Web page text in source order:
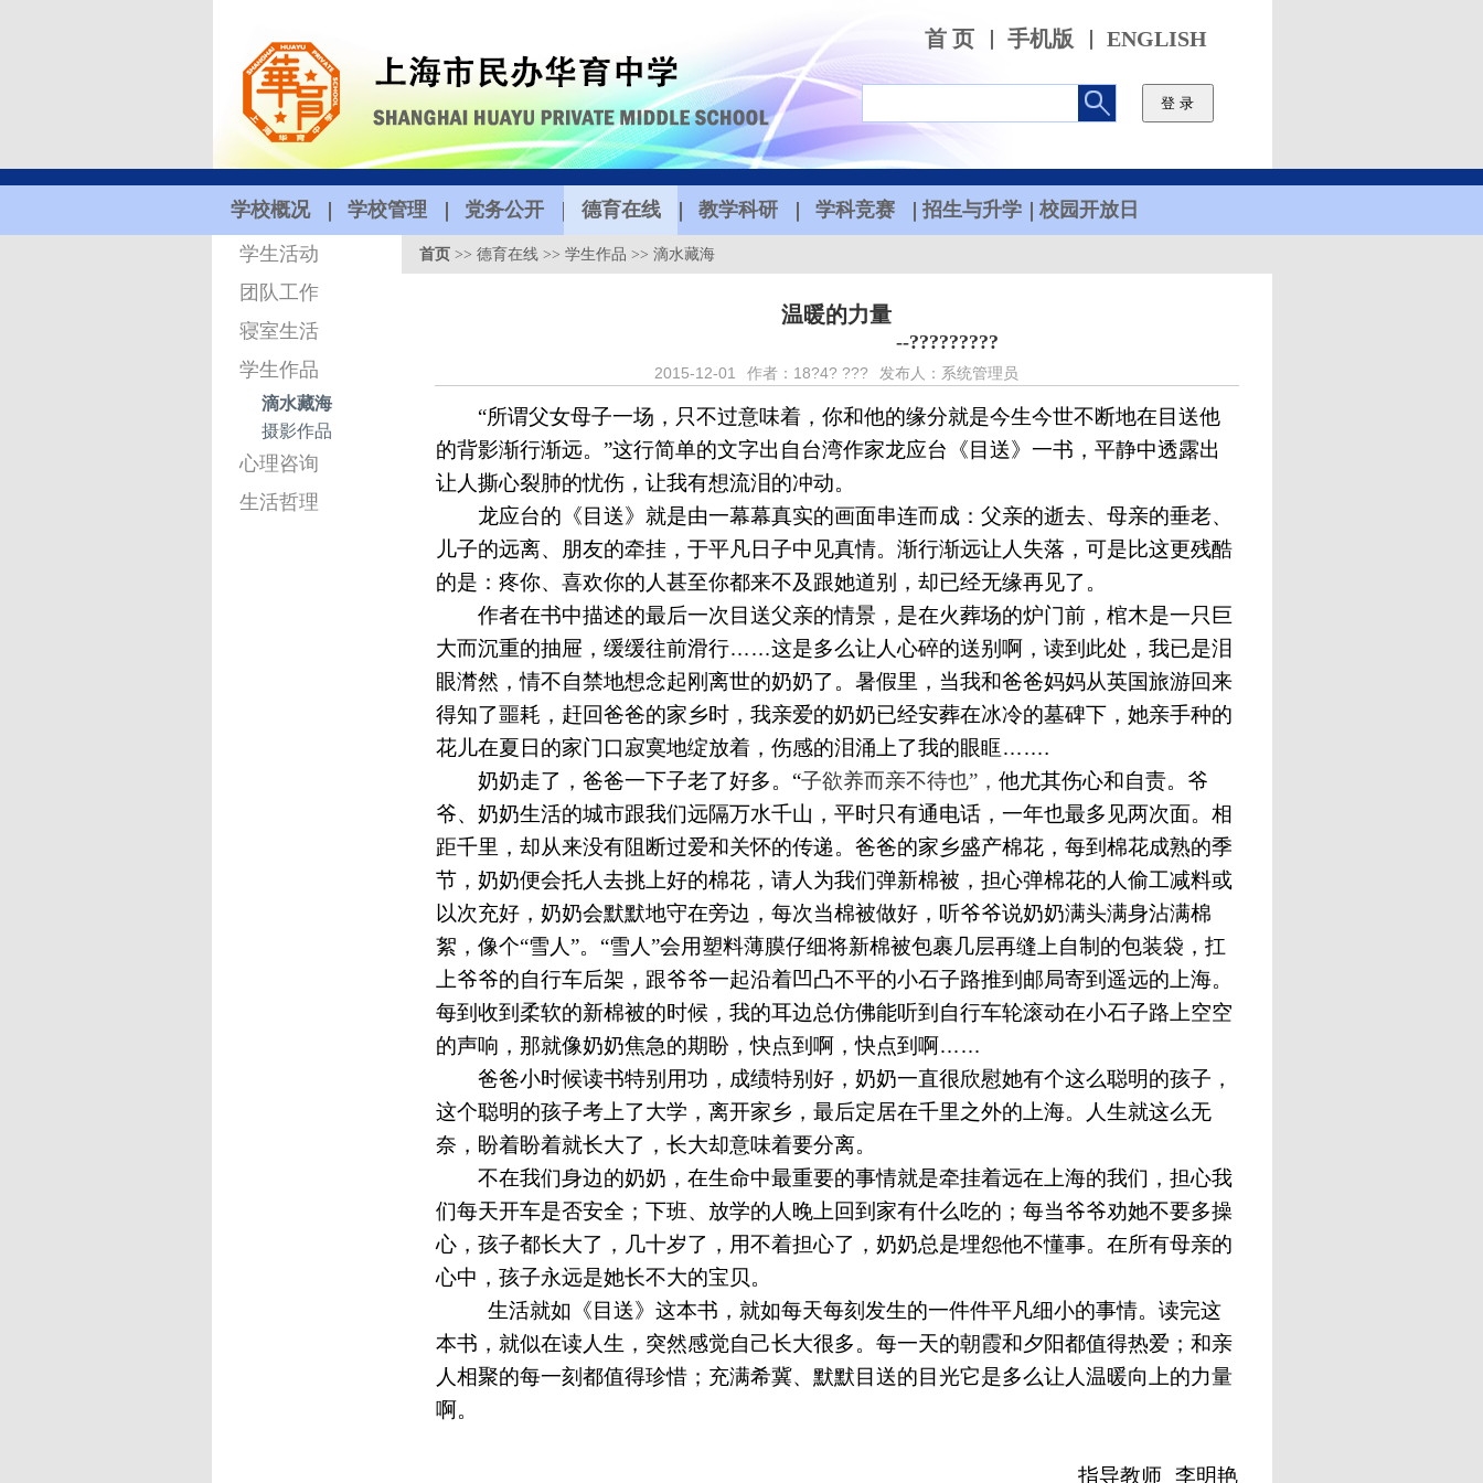
首 页 手机版 ENGLISH
学校概况 学校管理 党务公开 德育在线 教学科研 学科竞赛 招生与升学
校园开放日
学生活动
团队工作
寝室生活
学生作品
滴水藏海
摄影作品
心理咨询
生活哲理
首页 >>德育在线 >>学生作品 >>滴水藏海
温暖的力量
--?????????
2015-12-01 作者：18?4? ??? 发布人：系统管理员
“所谓父女母子一场，只不过意味着，你和他的缘分就是今生今世不断地在目送他
的背影渐行渐远。”这行简单的文字出自台湾作家龙应台《目送》一书，平静中透露出
让人撕心裂肺的忧伤，让我有想流泪的冲动。
龙应台的《目送》就是由一幕幕真实的画面串连而成：父亲的逝去、母亲的垂老、
儿子的远离、朋友的牵挂，于平凡日子中见真情。渐行渐远让人失落，可是比这更残酷
的是：疼你、喜欢你的人甚至你都来不及跟她道别，却已经无缘再见了。
作者在书中描述的最后一次目送父亲的情景，是在火葬场的炉门前，棺木是一只巨
大而沉重的抽屉，缓缓往前滑行……这是多么让人心碎的送别啊，读到此处，我已是泪
眼潸然，情不自禁地想念起刚离世的奶奶了。暑假里，当我和爸爸妈妈从英国旅游回来
得知了噩耗，赶回爸爸的家乡时，我亲爱的奶奶已经安葬在冰冷的墓碑下，她亲手种的
花儿在夏日的家门口寂寞地绽放着，伤感的泪涌上了我的眼眶…….
奶奶走了，爸爸一下子老了好多。“子欲养而亲不待也”， 他尤其伤心和自责。爷
爷、奶奶生活的城市跟我们远隔万水千山，平时只有通电话，一年也最多见两次面。相
距千里，却从来没有阻断过爱和关怀的传递。爸爸的家乡盛产棉花，每到棉花成熟的季
节，奶奶便会托人去挑上好的棉花，请人为我们弹新棉被，担心弹棉花的人偷工减料或
以次充好，奶奶会默默地守在旁边，每次当棉被做好，听爷爷说奶奶满头满身沾满棉
絮，像个“雪人”。“雪人”会用塑料薄膜仔细将新棉被包裹几层再缝上自制的包装袋，扛
上爷爷的自行车后架，跟爷爷一起沿着凹凸不平的小石子路推到邮局寄到遥远的上海。
每到收到柔软的新棉被的时候，我的耳边总仿佛能听到自行车轮滚动在小石子路上空空
的声响，那就像奶奶焦急的期盼，快点到啊，快点到啊……
爸爸小时候读书特别用功，成绩特别好，奶奶一直很欣慰她有个这么聪明的孩子，
这个聪明的孩子考上了大学，离开家乡，最后定居在千里之外的上海。人生就这么无
奈，盼着盼着就长大了，长大却意味着要分离。
不在我们身边的奶奶，在生命中最重要的事情就是牵挂着远在上海的我们，担心我
们每天开车是否安全；下班、放学的人晚上回到家有什么吃的；每当爷爷劝她不要多操
心，孩子都长大了，几十岁了，用不着担心了，奶奶总是埋怨他不懂事。在所有母亲的
心中，孩子永远是她长不大的宝贝。
生活就如《目送》这本书，就如每天每刻发生的一件件平凡细小的事情。读完这
本书，就似在读人生，突然感觉自己长大很多。每一天的朝霞和夕阳都值得热爱；和亲
人相聚的每一刻都值得珍惜；充满希冀、默默目送的目光它是多么让人温暖向上的力量
啊。
指导教师 李明艳